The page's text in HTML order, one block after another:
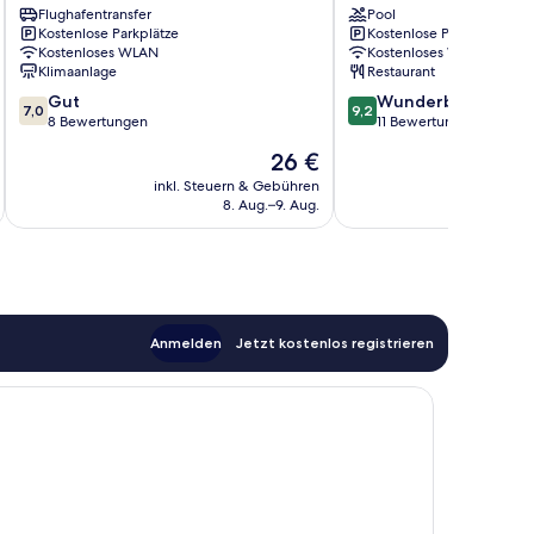
Flughafentransfer
Kostenlose Parkplätze
Kostenloses WLAN
Klimaanlage
7.0
von
7,0 Gut
8 Bewertungen
Der
Preis
beträgt
26 €
inkl. Steuern & Gebühren
8. Aug.–9. Aug.
Hotel
Sikao
Pool
Kostenlose Parkplätze
Kostenloses WLAN
Restaurant
9.2
von
9,2 Wunderbar
11 Bewertungen
Anmelden Jetzt kostenlos registrieren